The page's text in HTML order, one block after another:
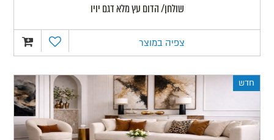
שולחן/ הדום עץ מלא דגם יויו
צפיה במוצר
חדש